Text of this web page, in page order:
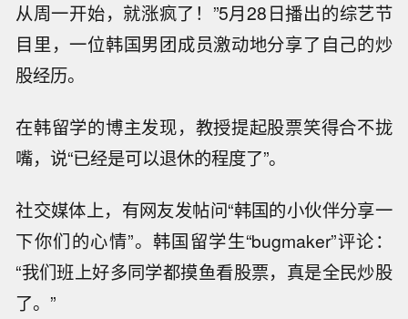
从周一开始，就涨疯了！”5月28日播出的综艺节
目里，一位韩国男团成员激动地分享了自己的炒
股经历。
在韩留学的博主发现，教授提起股票笑得合不拢
嘴，说“已经是可以退休的程度了”。
社交媒体上，有网友发帖问“韩国的小伙伴分享一
下你们的心情”。韩国留学生“bugmaker”评论：
“我们班上好多同学都摸鱼看股票，真是全民炒股
了。”